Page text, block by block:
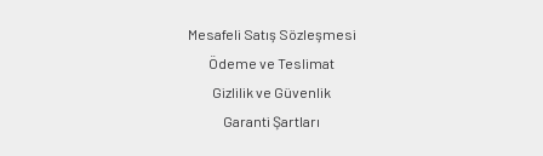
Mesafeli Satış Sözleşmesi
Ödeme ve Teslimat
Gizlilik ve Güvenlik
Garanti Şartları